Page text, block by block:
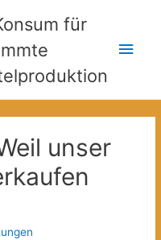
für
unser